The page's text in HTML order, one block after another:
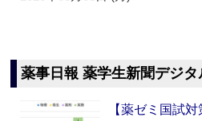
薬事日報 薬学生新聞デジタ
【薬ゼミ国試